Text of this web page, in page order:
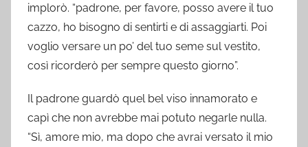
implorò. “padrone, per favore, posso avere il tuo
cazzo, ho bisogno di sentirti e di assaggiarti. Poi
voglio versare un po’ del tuo seme sul vestito,
così ricorderò per sempre questo giorno”.
Il padrone guardò quel bel viso innamorato e
capì che non avrebbe mai potuto negarle nulla.
“Sì, amore mio, ma dopo che avrai versato il mio